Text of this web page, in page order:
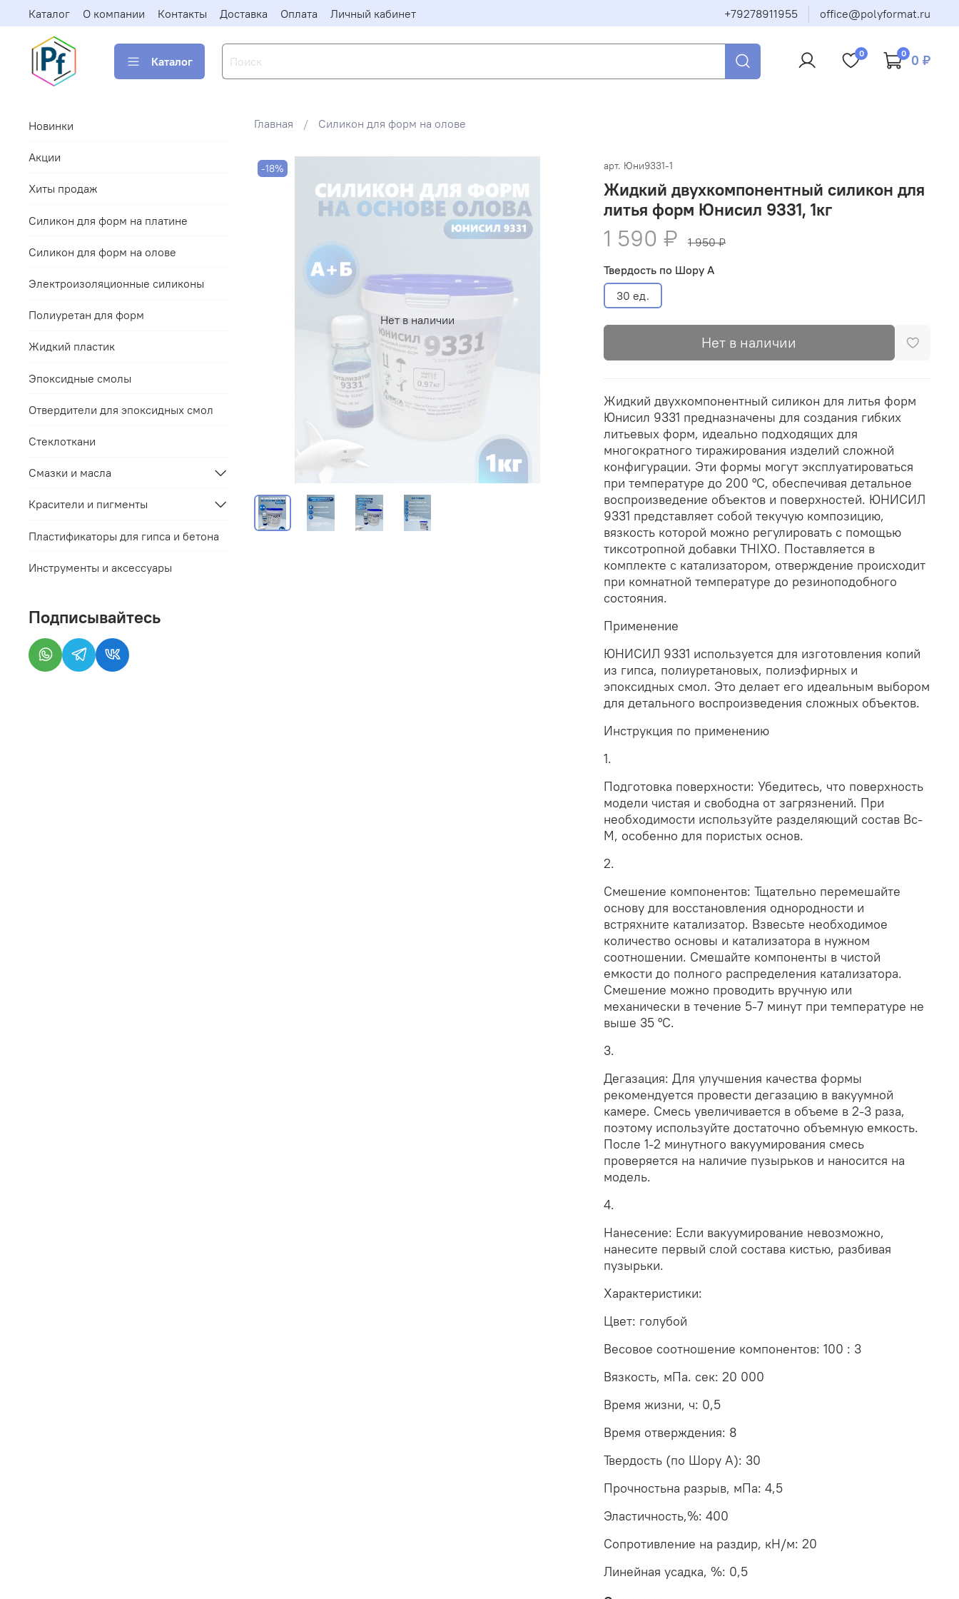
Каталог О компании Контакты Доставка Оплата Личный кабинет +79278911955 office@polyformat.ru
Каталог
0 0 0 ₽
Главная Силикон для форм на олове
Нет в наличии
-18% арт. Юни9331-1
Жидкий двухкомпонентный силикон для
литья форм Юнисил 9331, 1кг
1 590 ₽
1 950 ₽
Твердость по Шору А
30 ед.
Нет в наличии
Жидкий двухкомпонентный силикон для литья форм
Юнисил 9331 предназначены для создания гибких
литьевых форм, идеально подходящих для
многократного тиражирования изделий сложной
конфигурации. Эти формы могут эксплуатироваться
при температуре до 200 °С, обеспечивая детальное
воспроизведение объектов и поверхностей. ЮНИСИЛ
9331 представляет собой текучую композицию,
вязкость которой можно регулировать с помощью
тиксотропной добавки THIXO. Поставляется в
комплекте с катализатором, отверждение происходит
при комнатной температуре до резиноподобного
состояния.
Применение
ЮНИСИЛ 9331 используется для изготовления копий
из гипса, полиуретановых, полиэфирных и
эпоксидных смол. Это делает его идеальным выбором
для детального воспроизведения сложных объектов.
Инструкция по применению
1.
Подготовка поверхности: Убедитесь, что поверхность
модели чистая и свободна от загрязнений. При
необходимости используйте разделяющий состав Вс-
М, особенно для пористых основ.
2.
Смешение компонентов: Тщательно перемешайте
основу для восстановления однородности и
встряхните катализатор. Взвесьте необходимое
количество основы и катализатора в нужном
соотношении. Смешайте компоненты в чистой
емкости до полного распределения катализатора.
Смешение можно проводить вручную или
механически в течение 5-7 минут при температуре не
выше 35 °С.
3.
Дегазация: Для улучшения качества формы
рекомендуется провести дегазацию в вакуумной
камере. Смесь увеличивается в объеме в 2-3 раза,
поэтому используйте достаточно объемную емкость.
После 1-2 минутного вакуумирования смесь
проверяется на наличие пузырьков и наносится на
модель.
4.
Нанесение: Если вакуумирование невозможно,
нанесите первый слой состава кистью, разбивая
пузырьки.
Характеристики:
Цвет: голубой
Весовое соотношение компонентов: 100 : 3
Вязкость, мПа. сек: 20 000
Время жизни, ч: 0,5
Время отверждения: 8
Твердость (по Шору А): 30
Прочностьна разрыв, мПа: 4,5
Эластичность,%: 400
Сопротивление на раздир, кН/м: 20
Линейная усадка, %: 0,5
Новинки
Акции
Хиты продаж
Силикон для форм на платине
Силикон для форм на олове
Электроизоляционные силиконы
Полиуретан для форм
Жидкий пластик
Эпоксидные смолы
Отвердители для эпоксидных смол
Стеклоткани
Смазки и масла
Красители и пигменты
Пластификаторы для гипса и бетона
Инструменты и аксессуары
Подписывайтесь